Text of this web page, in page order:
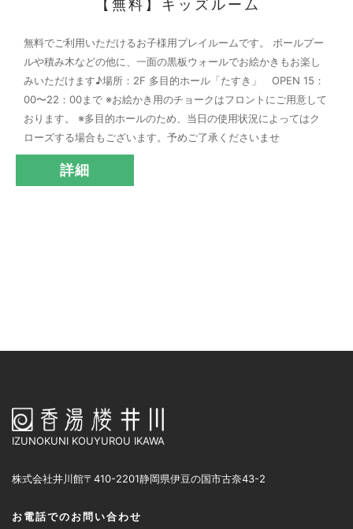
【無料】キッズルーム
無料でご利用いただけるお子様用プレイルームです。
ボールプー
ルや積み木などの他に、一面の黒板ウォールでお絵かきもお楽し
みいただけます♪場所：2F 多目的ホール「たすき」 OPEN 15：
00〜22：00まで ※お絵かき用のチョークはフロントにご用意して
おります。
※多目的ホールのため、当日の使用状況によってはク
ローズする場合もございます。予めご了承くださいませ
詳細
IZUNOKUNI KOUYUROU IKAWA
株式会社井川館〒410-2201静岡県伊豆の国市古奈43-2
お電話でのお問い合わせ